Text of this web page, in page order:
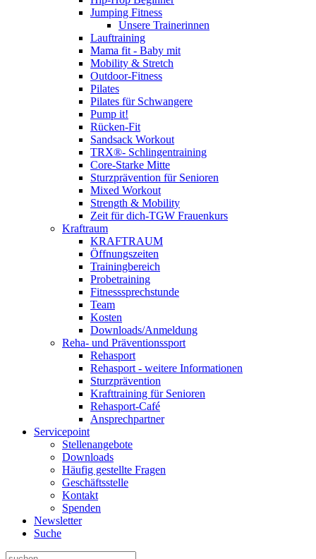
Jumping Fitness
Unsere Trainerinnen
Lauftraining
Mama fit - Baby mit
Mobility & Stretch
Outdoor-Fitness
Pilates
Pilates für Schwangere
Pump it!
Rücken-Fit
Sandsack Workout
TRX®- Schlingentraining
Core-Starke Mitte
Sturzprävention für Senioren
Mixed Workout
Strength & Mobility
Zeit für dich-TGW Frauenkurs
Kraftraum
KRAFTRAUM
Öffnungszeiten
Trainingbereich
Probetraining
Fitnesssprechstunde
Team
Kosten
Downloads/Anmeldung
Reha- und Präventionssport
Rehasport
Rehasport - weitere Informationen
Sturzprävention
Krafttraining für Senioren
Rehasport-Café
Ansprechpartner
Servicepoint
Stellenangebote
Downloads
Häufig gestellte Fragen
Geschäftsstelle
Kontakt
Spenden
Newsletter
Suche